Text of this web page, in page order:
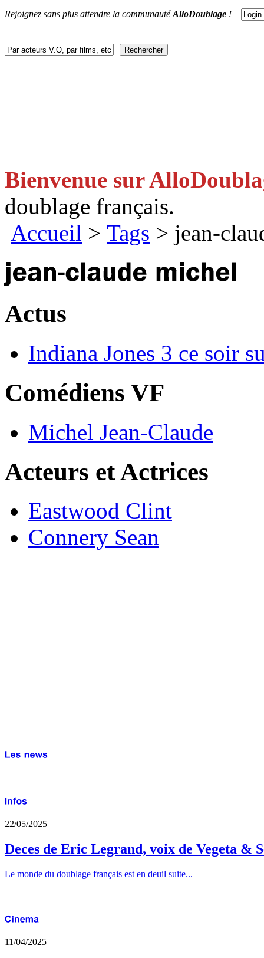
Rejoignez sans plus attendre la communautéAlloDoublage !
Bienvenue sur
doublage français.
Accueil > Tags > jean-
Actus
Indiana Jones 3 ce soir
Comédiens VF
Michel Jean-Claude
Acteurs et Actrices
Eastwood Clint
Connery Sean
22/05/2025
Deces de Eric Legrand, voix de Vegeta &
Le monde du doublage français est en deuil suite...
11/04/2025